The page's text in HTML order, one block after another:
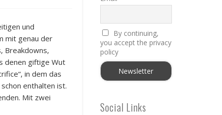
und
mit genau der
Breakdowns,
denen giftige Wut
in dem das
enthalten ist.
Mit zwei
By continuing,
you accept the privacy
policy
Social Links